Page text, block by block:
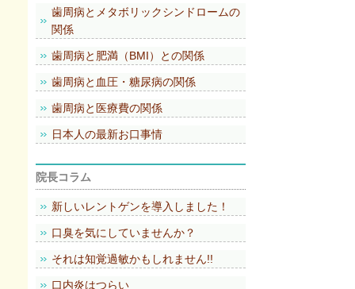
歯周病とメタボリックシンドロームの
関係
歯周病と肥満（BMI）との関係
歯周病と血圧・糖尿病の関係
歯周病と医療費の関係
日本人の最新お口事情
院長コラム
新しいレントゲンを導入しました！
口臭を気にしていませんか？
それは知覚過敏かもしれません!!
口内炎はつらい